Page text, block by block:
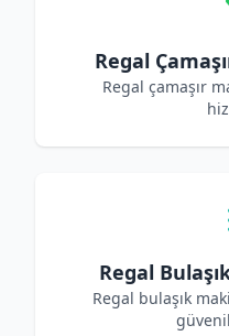
Regal
Regal çamaşır
Regal
Regal bulaşık